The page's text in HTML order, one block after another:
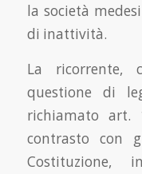
la società
di inattività.
La ricorrente,
questione di
richiamato art.
contrasto con